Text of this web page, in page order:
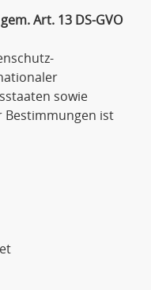
Art. 13 DS-GVO
sowie
ist